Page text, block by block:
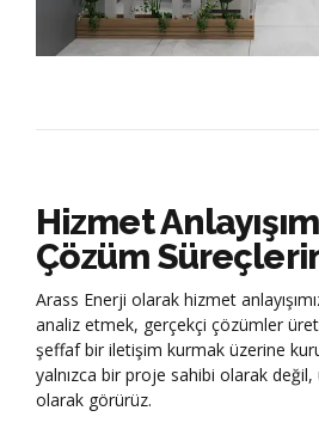
Hizmet
Çözüm
Arass Enerji olarak hizmet
analiz etmek, gerçekçi çözümler
şeffaf bir iletişim kurmak üzerine
yalnızca bir proje sahibi olarak değil,
olarak görürüz.